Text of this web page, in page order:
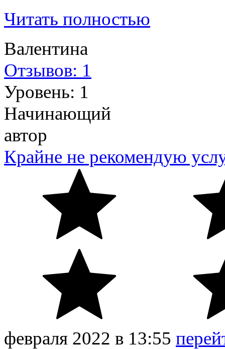
Читать полностью
Валентина
Отзывов: 1
Уровень: 1
Начинающий
автор
Крайне не рекомендую
февраля 2022 в 13:55